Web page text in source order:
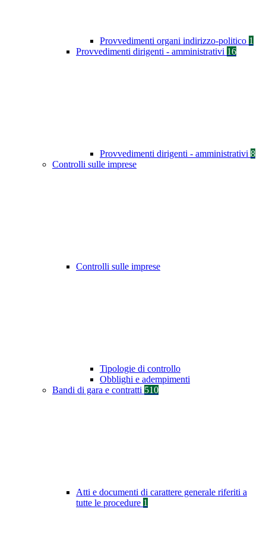
Provvedimenti organi indirizzo-politico 1
Provvedimenti dirigenti - amministrativi 16
Provvedimenti dirigenti - amministrativi 8
Controlli sulle imprese
Controlli sulle imprese
Tipologie di controllo
Obblighi e adempimenti
Bandi di gara e contratti 510
Atti e documenti di carattere generale riferiti a
tutte le procedure 1